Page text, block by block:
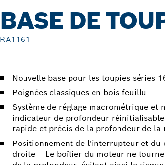
BASE DE
RA1161
Nouvelle base pour les toupies séries
Poignées classiques en bois feuillu
Système de réglage macrométrique et
indicateur de profondeur
rapide et précis de la profondeur de la
Positionnement de l'interrupteur et du
droite – Le boîtier du moteur ne